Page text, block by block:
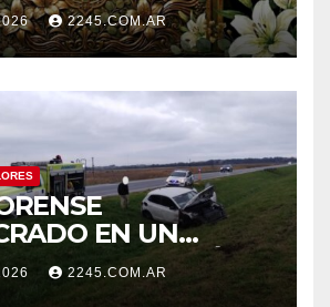
2245.COM.AR
EN UN
QUE TERMINÓ
Y VUELCO
2245.COM.AR